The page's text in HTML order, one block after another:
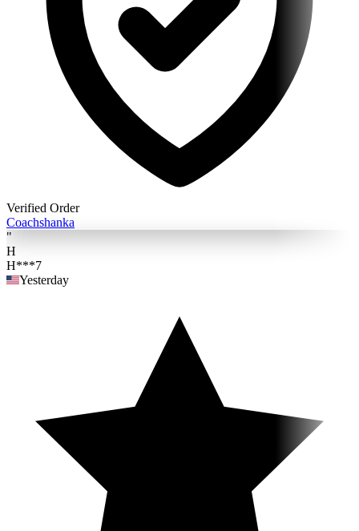
Verified Order
Coachshanka
"
H
H***7
Yesterday